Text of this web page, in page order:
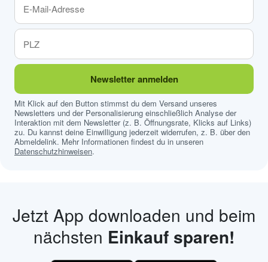
Newsletter anmelden
Mit Klick auf den Button stimmst du dem Versand unseres
Newsletters und der Personalisierung einschließlich Analyse der
Interaktion mit dem Newsletter (z. B. Öffnungsrate, Klicks auf Links)
zu. Du kannst deine Einwilligung jederzeit widerrufen, z. B. über den
Abmeldelink. Mehr Informationen findest du in unseren
Datenschutzhinweisen.
Jetzt App downloaden und beim
nächsten Einkauf sparen!